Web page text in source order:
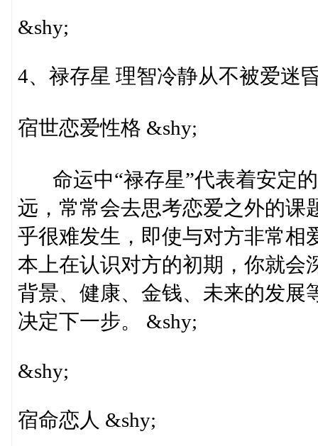
&shy;
4、禄存星 理智冷静从不被爱迷
宿世恋爱性格 &shy;
命运中“禄存星”代表着安定的
远，常常会去思考恋爱之外的课
乎很难发生，即使与对方非常相
本上在认识对方的初期，你就会
背景、健康、金钱、未来的发展
决定下一步。 &shy;
&shy;
宿命恋人 &shy;